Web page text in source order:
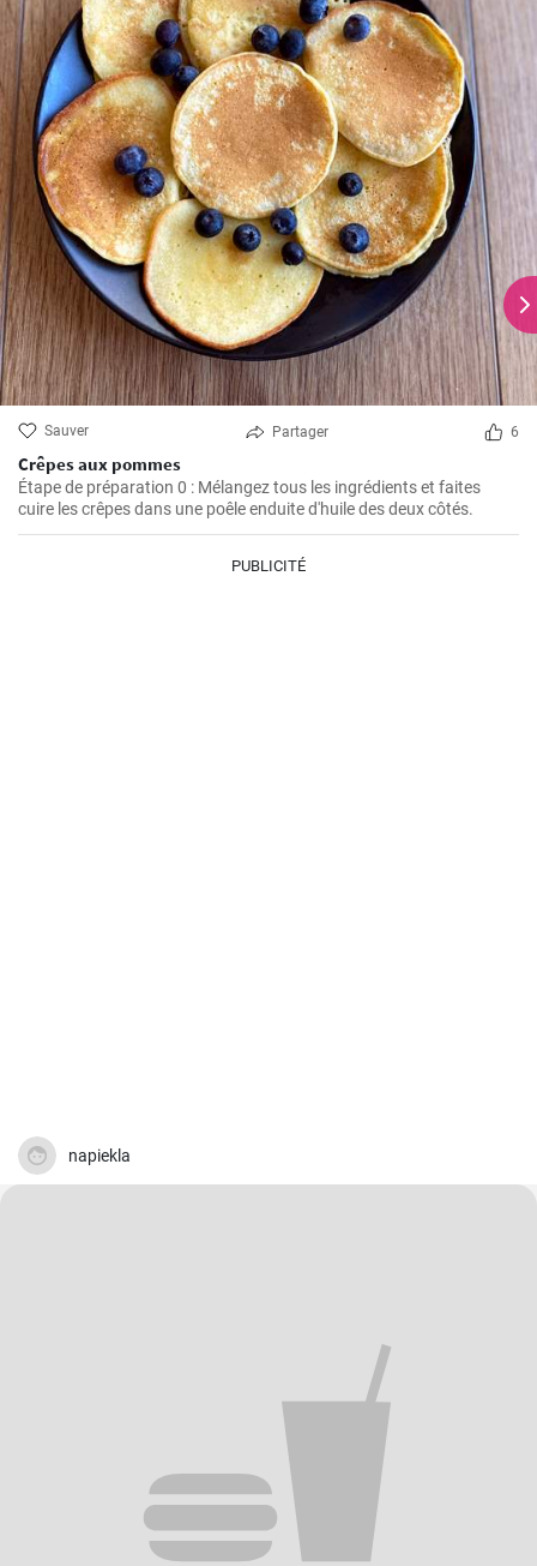
Sauver Partager 6
Crêpes aux pommes
Étape de préparation 0 : Mélangez tous les ingrédients et faites
cuire les crêpes dans une poêle enduite d'huile des deux côtés.
PUBLICITÉ
napiekla